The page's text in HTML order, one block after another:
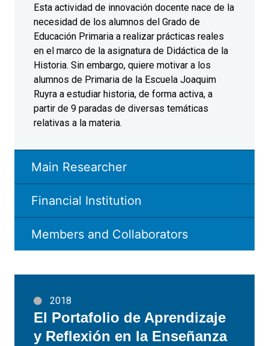
Main Researcher
Financial Institution
Members and Collaborators
Esta actividad de innovación docente nace de la
necesidad de los alumnos del Grado de
Educación Primaria a realizar prácticas reales
en el marco de la asignatura de Didáctica de la
Historia. Sin embargo, quiere motivar a los
alumnos de Primaria de la Escuela Joaquim
Ruyra a estudiar historia, de forma activa, a
partir de 9 paradas de diversas temáticas
relativas a la materia.
2018
El Portafolio de Aprendizaje
y Reflexión en la Enseñanza